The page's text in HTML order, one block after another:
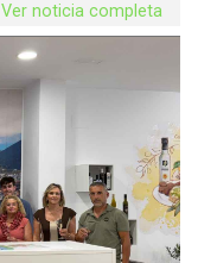
Ver noticia completa